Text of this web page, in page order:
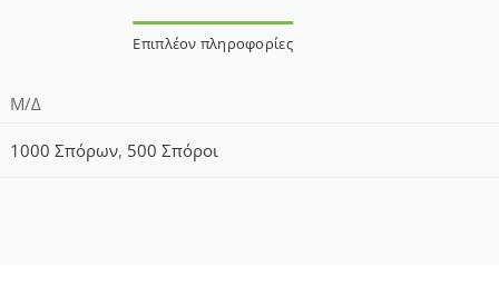
Επιπλέον πληροφορίες
Μ/Δ
1000 Σπόρων, 500 Σπόροι